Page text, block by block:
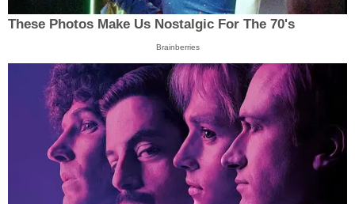
These Photos Make Us Nostalgic For The 70's
Brainberries